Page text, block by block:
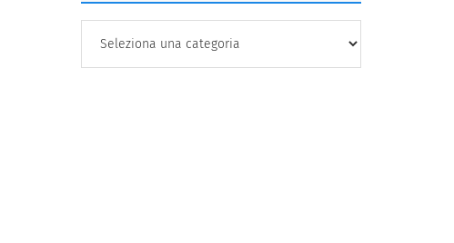
PER
CATEGORIA